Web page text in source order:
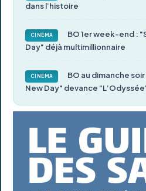
dans l’histoire
CINÉMA
BO 1er week-end :
Day" déjà multimillionnaire
CINÉMA
BO au dimanche
New Day" devance